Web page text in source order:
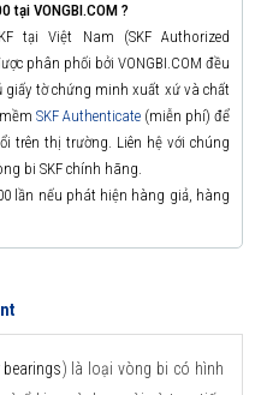
tại VONGBI.COM ?
tại Việt Nam (SKF Authorized
phân phối bởi VONGBI.COM đều
giấy tờ chứng minh xuất xứ và chất
SKF Authenticate (miễn phí) để
trên thị trường. Liên hệ với chúng
bi SKF chính hãng.
lần nếu phát hiện hàng giả, hàng
bearings) là loại vòng bi có hình